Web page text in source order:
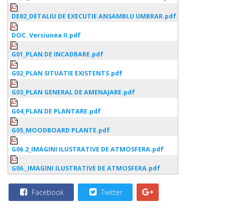
DE02_DETALIU DE EXECUTIE ANSAMBLU UMBRAR.pdf
DOC. Versiunea II.pdf
G01_PLAN DE INCADRARE.pdf
G02_PLAN SITUATIE EXISTENTS.pdf
G03_PLAN GENERAL DE AMENAJARE.pdf
G04_PLAN DE PLANTARE.pdf
G05_MOODBOARD PLANTE.pdf
G06.2_IMAGINI ILUSTRATIVE DE ATMOSFERA.pdf
G06._IMAGINI ILUSTRATIVE DE ATMOSFERA.pdf
Facebook Twitter